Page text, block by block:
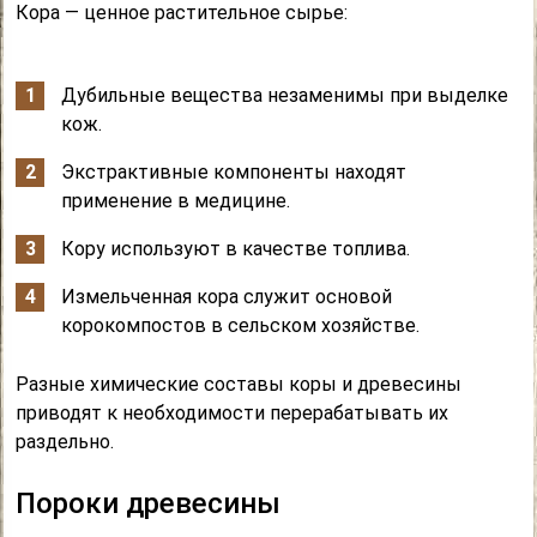
Кора — ценное растительное сырье:
Дубильные вещества незаменимы при выделке
кож.
Экстрактивные компоненты находят
применение в медицине.
Кору используют в качестве топлива.
Измельченная кора служит основой
корокомпостов в сельском хозяйстве.
Разные химические составы коры и древесины
приводят к необходимости перерабатывать их
раздельно.
Пороки древесины